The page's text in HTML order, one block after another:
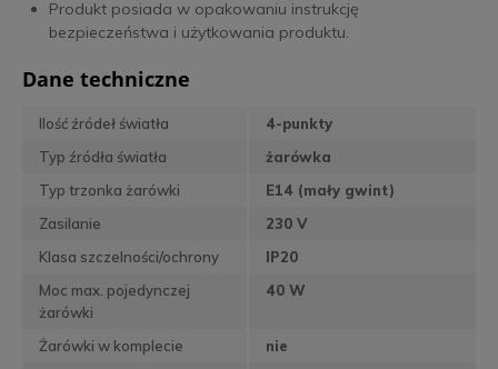
Produkt posiada w opakowaniu instrukcję
bezpieczeństwa i użytkowania produktu.
Dane techniczne
Ilość źródeł światła
4-punkty
Typ źródła światła
żarówka
Typ trzonka żarówki
E14 (mały gwint)
Zasilanie
230 V
Klasa szczelności/ochrony
IP20
Moc max. pojedynczej
żarówki
40 W
Żarówki w komplecie
nie